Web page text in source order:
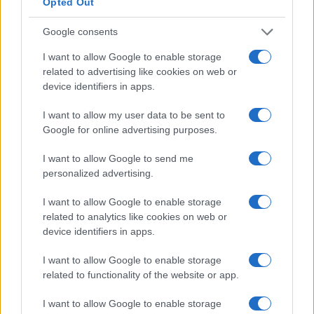
Google consents
I want to allow Google to enable storage
related to advertising like cookies on web or
device identifiers in apps.
I want to allow my user data to be sent to
Google for online advertising purposes.
I want to allow Google to send me
personalized advertising.
I want to allow Google to enable storage
related to analytics like cookies on web or
device identifiers in apps.
I want to allow Google to enable storage
related to functionality of the website or app.
I want to allow Google to enable storage
Gate.io
Gate.io é uma bolsa de criptomoeda americana lançada em
2017. A troca está disponível em inglês e chinês (o último
sendo muito útil para investidores chineses). O principal
negociação. Você pode encontrar a maioria das novas
altcoins aqui. Gate.io também demonstra um volume de
negociação impressionante. Quase todos os dias, é uma
das 20 principais bolsas de valores com maior volume de
negócios. O volume de negociação é de aprox. US $ 100
milhões por dia. Os 10 principais pares de negociação no
Gate.io em termos de volume de negociação geralmente
têm USDT (Tether) como uma parte do par. Portanto, para
resumir o que precede, o vasto número de pares de
negociação da Gate.io e a sua extraordinária liquidez são